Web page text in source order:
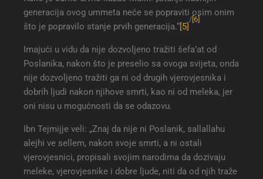
generacija ovog ummeta neće se popraviti osim onim
što je popravilo stanje prvih generacija.“[5]
/ [6]
Imajući u vidu da nije dozvoljeno tražiti šefa’at od
Poslanika, nakon što je preselio sa ovoga svijeta, onda
nije dozvoljeno tražiti ga ni od drugih vjerovjesnika i
dobrih ljudi nakon njihove smrti, kao ni od meleka, jer
oni nisu u mogućnosti da se odazovu.
Ibn Tejmijje veli: „Znaj da nije ni Poslanik, sallallahu
alejhi ve sellem, nakon svoje smrti, a ni ostali
vjerovjesnici, propisali svojim narodima da dozivaju
meleke, vjerovjesnike i dobre ljude, niti da od njih traže